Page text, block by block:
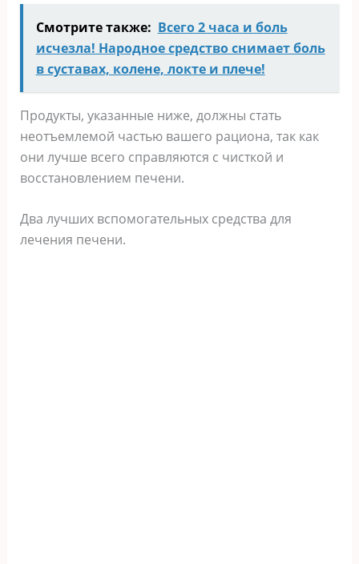
Смотрите также: Всего 2 часа и боль
исчезла! Народное средство снимает боль
в суставах, колене, локте и плече!
Продукты, указанные ниже, должны стать
неотъемлемой частью вашего рациона, так как
они лучше всего справляются с чисткой и
восстановлением печени.
Два лучших вспомогательных средства для
лечения печени.